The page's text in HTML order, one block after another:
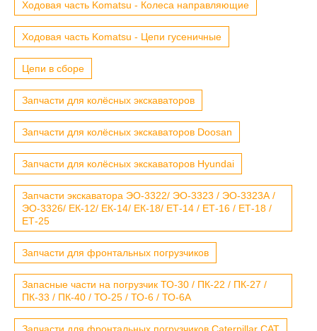
Ходовая часть Komatsu - Колеса направляющие
Ходовая часть Komatsu - Цепи гусеничные
Цепи в сборе
Запчасти для колёсных экскаваторов
Запчасти для колёсных экскаваторов Doosan
Запчасти для колёсных экскаваторов Hyundai
Запчасти экскаватора ЭО-3322/ ЭО-3323 / ЭО-3323А /
ЭО-3326/ ЕК-12/ ЕК-14/ ЕК-18/ ЕТ-14 / ЕТ-16 / ЕТ-18 /
ЕТ-25
Запчасти для фронтальных погрузчиков
Запасные части на погрузчик ТО-30 / ПК-22 / ПК-27 /
ПК-33 / ПК-40 / ТО-25 / ТО-6 / ТО-6А
Запчасти для фронтальных погрузчиков Caterpillar CAT